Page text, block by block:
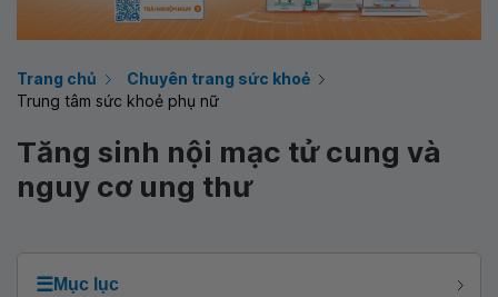
Trang chủ
Chuyên trang sức khoẻ
Trung tâm sức khoẻ phụ nữ
Tăng sinh nội mạc tử cung và
nguy cơ ung thư
☰Mục lục